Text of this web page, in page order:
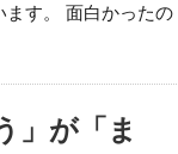
ます。 面白かったの
」が「ま